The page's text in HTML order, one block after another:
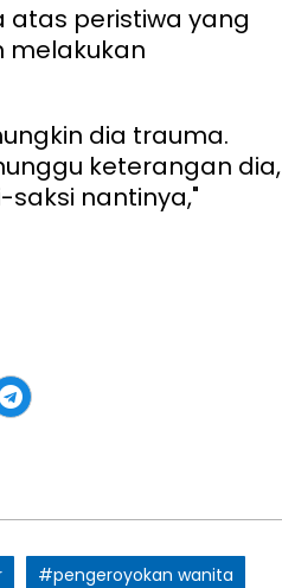
atas peristiwa yang
melakukan
dia trauma.
keterangan dia,
nantinya,"
#pengeroyokan wanita